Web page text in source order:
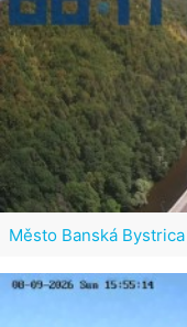
Město Banská Bystrica